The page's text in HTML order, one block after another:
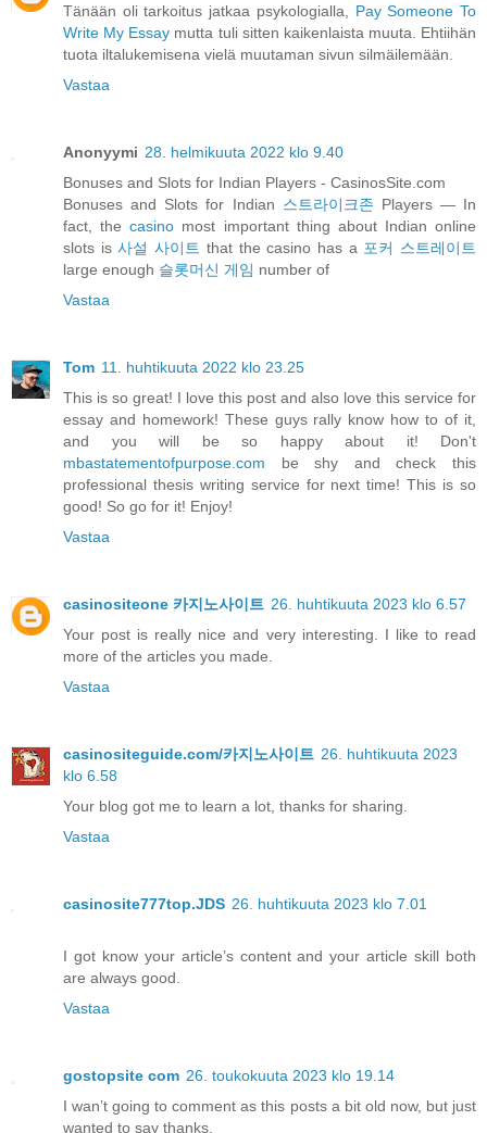
Tänään oli tarkoitus jatkaa psykologialla, Pay Someone To
Write My Essay mutta tuli sitten kaikenlaista muuta. Ehtiihän
tuota iltalukemisena vielä muutaman sivun silmäilemään.
Vastaa
Anonyymi 28. helmikuuta 2022 klo 9.40
Bonuses and Slots for Indian Players - CasinosSite.com
Bonuses and Slots for Indian 스트라이크존 Players — In
fact, thecasino most important thing about Indian online
slots is사설 사이트 that the casino has a 포커 스트레이트
large enough 슬롯머신 게임 number of
Vastaa
Tom 11. huhtikuuta 2022 klo 23.25
This is so great! I love this post and also love this service for
essay and homework! These guys rally know how to of it,
and you will be so happy about it! Don't
mbastatementofpurpose.com be shy and check this
professional thesis writing service for next time! This is so
good! So go for it! Enjoy!
Vastaa
casinositeone 카지노사이트 26. huhtikuuta 2023 klo 6.57
Your post is really nice and very interesting. I like to read
more of the articles you made.
Vastaa
casinositeguide.com/카지노사이트 26. huhtikuuta 2023
klo 6.58
Your blog got me to learn a lot, thanks for sharing.
Vastaa
casinosite777top.JDS 26. huhtikuuta 2023 klo 7.01
I got know your article’s content and your article skill both
are always good.
Vastaa
gostopsite com 26. toukokuuta 2023 klo 19.14
I wan’t going to comment as this posts a bit old now, but just
wanted to say thanks.